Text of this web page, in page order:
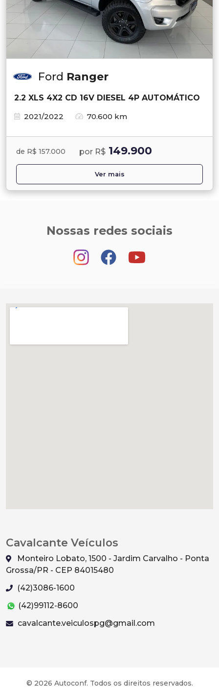
Ford Ranger
2.2 XLS 4X2 CD 16V DIESEL 4P AUTOMÁTICO
2021/2022
70.600 km
de R$ 157.000 por R$ 149.900
Ver mais
Nossas redes sociais
Cavalcante Veículos
Monteiro Lobato, 1500 - Jardim Carvalho - Ponta
Grossa/PR - CEP 84015480
(42)3086-1600
(42)99112-8600
cavalcante.veiculospg@gmail.com
© 2026 Autoconf. Todos os direitos reservados.